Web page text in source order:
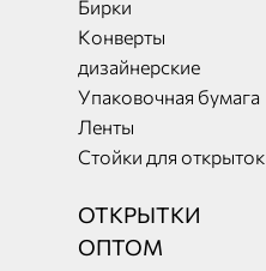
Бирки
Конверты
дизайнерские
Упаковочная бумага
Ленты
Стойки для открыток
ОТКРЫТКИ
ОПТОМ